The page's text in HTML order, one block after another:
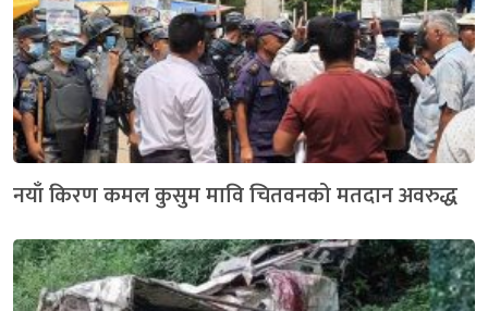
नयाँ किरण कमल कुसुम मावि चितवनको मतदान अवरुद्ध